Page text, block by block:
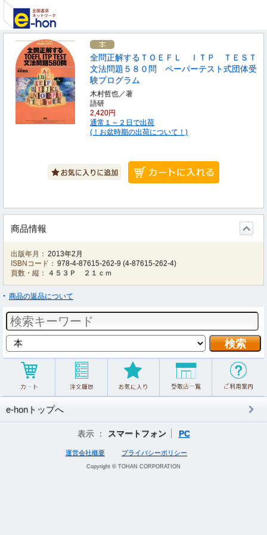
全問正解するＴＯＥＦＬ ＩＴＰ ＴＥＳＴ
文法問題５８０問 ペーパーテスト式団体受
験プログラム
木村哲也／著
語研
2,420円
通常１～２日で出荷
(！お盆時期の出荷について！)
商品情報
出版年月： 2013年2月
ISBNコード： 978-4-87615-262-9 (4-87615-262-4)
頁数・縦：
４５３Ｐ ２１ｃｍ
商品の返品について
e-honトップへ
表示 ： スマートフォン PC
運営会社概要 プライバシーポリシー
Copyright © TOHAN CORPORATION